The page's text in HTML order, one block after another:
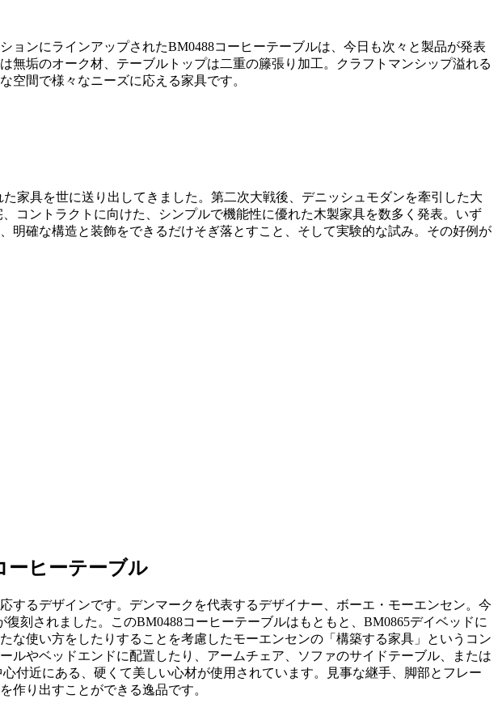
ョンにラインアップされたBM0488コーヒーテーブルは、今日も次々と製品が発表
無垢のオーク材、テーブルトップは二重の籐張り加工。クラフトマンシップ溢れる
空間で様々なニーズに応える家具です。
家具を世に送り出してきました。第二次大戦後、デニッシュモダンを牽引した大
コントラクトに向けた、シンプルで機能性に優れた木製家具を数多く発表。いず
明確な構造と装飾をできるだけそぎ落とすこと、そして実験的な試み。その好例が
ーヒーテーブル
るデザインです。デンマークを代表するデザイナー、ボーエ・モーエンセン。今
刻されました。このBM0488コーヒーテーブルはもともと、BM0865デイベッドに
使い方をしたりすることを考慮したモーエンセンの「構築する家具」というコン
やベッドエンドに配置したり、アームチェア、ソファのサイドテーブル、または
付近にある、硬くて美しい心材が使用されています。見事な継手、脚部とフレー
作り出すことができる逸品です。